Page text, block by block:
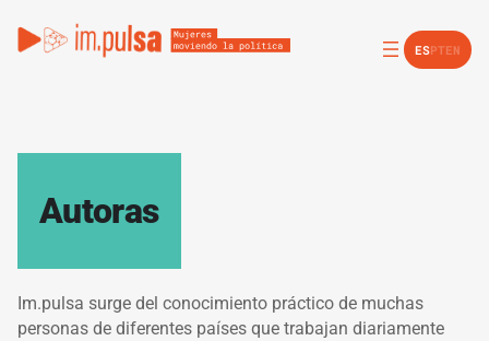
ESPTEN
Autoras
Im.pulsa surge del conocimiento práctico de muchas
personas de diferentes países que trabajan diariamente